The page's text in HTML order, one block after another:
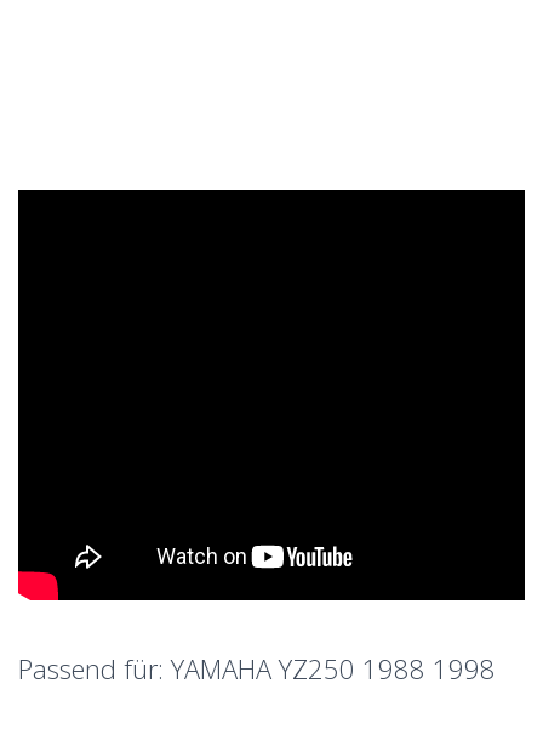
Passend für: YAMAHA YZ250 1988 1998